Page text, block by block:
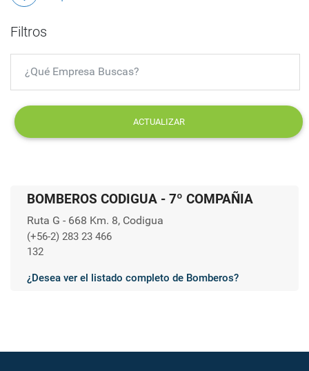
Filtros
ACTUALIZAR
BOMBEROS CODIGUA - 7º COMPAÑIA
Ruta G - 668 Km. 8, Codigua
(+56-2) 283 23 466
132
¿Desea ver el listado completo de Bomberos?